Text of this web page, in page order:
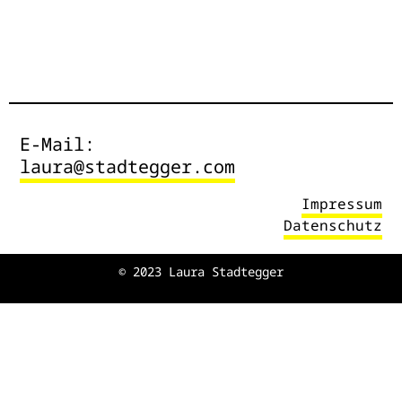
E-Mail:
laura@stadtegger.com
Impressum
Datenschutz
© 2023 Laura Stadtegger